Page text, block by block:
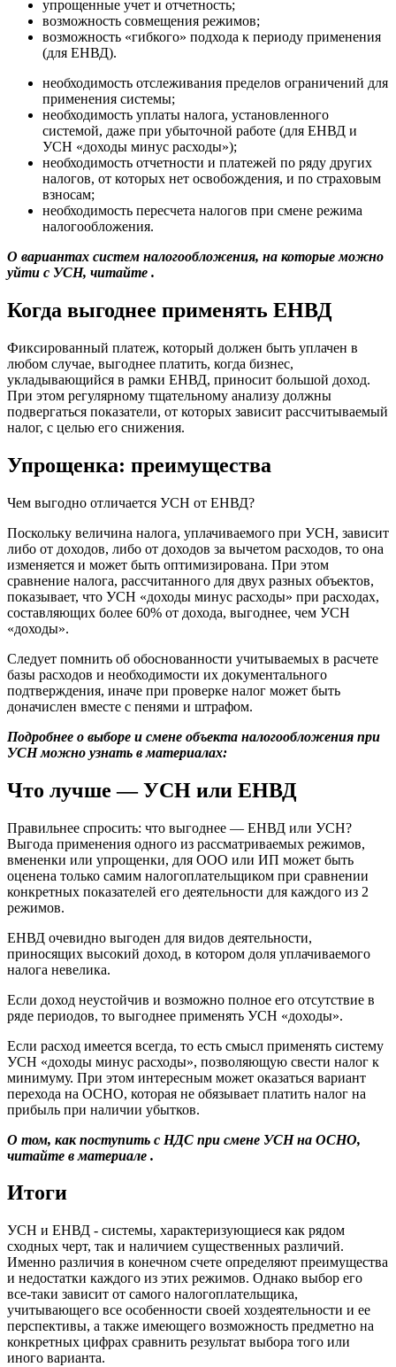
упрощенные учет и отчетность;
возможность совмещения режимов;
возможность «гибкого» подхода к периоду применения
(для ЕНВД).
необходимость отслеживания пределов ограничений для
применения системы;
необходимость уплаты налога, установленного
системой, даже при убыточной работе (для ЕНВД и
УСН «доходы минус расходы»);
необходимость отчетности и платежей по ряду других
налогов, от которых нет освобождения, и по страховым
взносам;
необходимость пересчета налогов при смене режима
налогообложения.
О вариантах систем налогообложения, на которые можно
уйти с УСН, читайте .
Когда выгоднее применять ЕНВД
Фиксированный платеж, который должен быть уплачен в
любом случае, выгоднее платить, когда бизнес,
укладывающийся в рамки ЕНВД, приносит большой доход.
При этом регулярному тщательному анализу должны
подвергаться показатели, от которых зависит рассчитываемый
налог, с целью его снижения.
Упрощенка: преимущества
Чем выгодно отличается УСН от ЕНВД?
Поскольку величина налога, уплачиваемого при УСН, зависит
либо от доходов, либо от доходов за вычетом расходов, то она
изменяется и может быть оптимизирована. При этом
сравнение налога, рассчитанного для двух разных объектов,
показывает, что УСН «доходы минус расходы» при расходах,
составляющих более 60% от дохода, выгоднее, чем УСН
«доходы».
Следует помнить об обоснованности учитываемых в расчете
базы расходов и необходимости их документального
подтверждения, иначе при проверке налог может быть
доначислен вместе с пенями и штрафом.
Подробнее о выборе и смене объекта налогообложения при
УСН можно узнать в материалах:
Что лучше — УСН или ЕНВД
Правильнее спросить: что выгоднее — ЕНВД или УСН?
Выгода применения одного из рассматриваемых режимов,
вмененки или упрощенки, для ООО или ИП может быть
оценена только самим налогоплательщиком при сравнении
конкретных показателей его деятельности для каждого из 2
режимов.
ЕНВД очевидно выгоден для видов деятельности,
приносящих высокий доход, в котором доля уплачиваемого
налога невелика.
Если доход неустойчив и возможно полное его отсутствие в
ряде периодов, то выгоднее применять УСН «доходы».
Если расход имеется всегда, то есть смысл применять систему
УСН «доходы минус расходы», позволяющую свести налог к
минимуму. При этом интересным может оказаться вариант
перехода на ОСНО, которая не обязывает платить налог на
прибыль при наличии убытков.
О том, как поступить с НДС при смене УСН на ОСНО,
читайте в материале .
Итоги
УСН и ЕНВД - системы, характеризующиеся как рядом
сходных черт, так и наличием существенных различий.
Именно различия в конечном счете определяют преимущества
и недостатки каждого из этих режимов. Однако выбор его
все-таки зависит от самого налогоплательщика,
учитывающего все особенности своей хоздеятельности и ее
перспективы, а также имеющего возможность предметно на
конкретных цифрах сравнить результат выбора того или
иного варианта.